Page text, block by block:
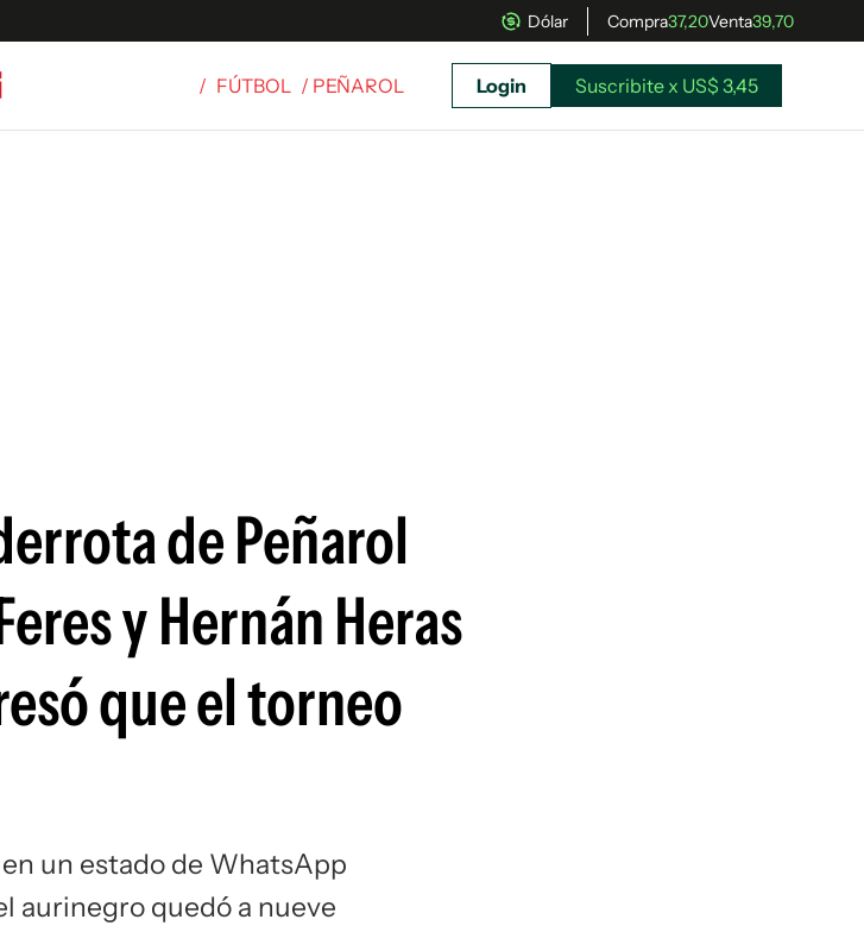
Dólar Compra37,20Venta39,70
Siguenos en:
/ FÚTBOL / PEÑAROL Login Suscribite x US$ 3,45
de Peñarol
y Hernán Heras
que el torneo
un estado de WhatsApp
aurinegro quedó a nueve